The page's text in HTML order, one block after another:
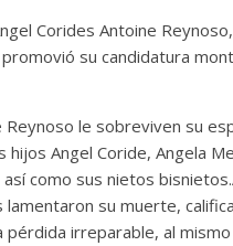
Corides Antoine
su candidatura
Reynoso le sobreviven su
hijos Angel Coride, Angela
así como sus nietos
lamentaron su muerte,
pérdida irreparable, al